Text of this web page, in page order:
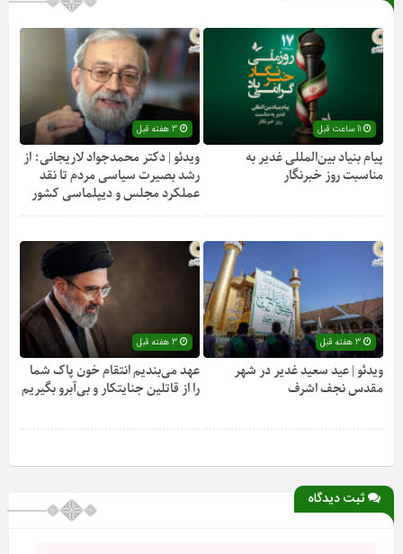
11 ساعت قبل
پیام بنیاد بین‌المللی غدیر به
مناسبت روز خبرنگار
ویدئو | دکتر محمدجواد لاریجانی: از
رشد بصیرت سیاسی مردم تا نقد
عملکرد مجلس و دیپلماسی کشور
3 هفته قبل
ویدئو | عید سعید غدیر در شهر
مقدس نجف اشرف
عهد می‌بندیم انتقام خون پاک شما
را از قاتلین جنایتکار و بی‌آبرو بگیریم
ثبت دیدگاه